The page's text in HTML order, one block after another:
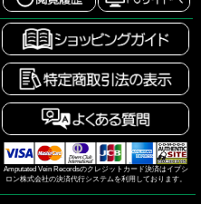
Amputated Vein Recordsのクレジットカード決済はイプシ
ロン株式会社の決済代行システムを利用しております。